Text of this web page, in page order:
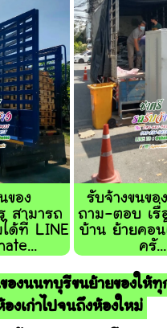
ของ
สามารถ
ด้ที่ LINE
รับจ้างขนขอ
ถาม-ตอบ เรื่
บ้าน ย้ายคอน
ครั...
องนนทบุรีขนย้ายของให้
องเก่าไปจนถึงห้องใหม่